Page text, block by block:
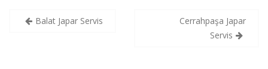
YazıBalat Japar Servis
Cerrahpaşa Japar
Servis